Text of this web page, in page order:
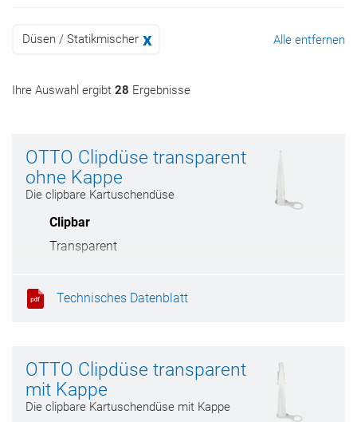
Alle entfernen
Düsen / Statikmischer
Ihre Auswahl ergibt 28 Ergebnisse
OTTO Clipdüse transparent
ohne Kappe
Die clipbare Kartuschendüse
Clipbar
Transparent
Technisches Datenblatt
OTTO Clipdüse transparent
mit Kappe
Die clipbare Kartuschendüse mit Kappe